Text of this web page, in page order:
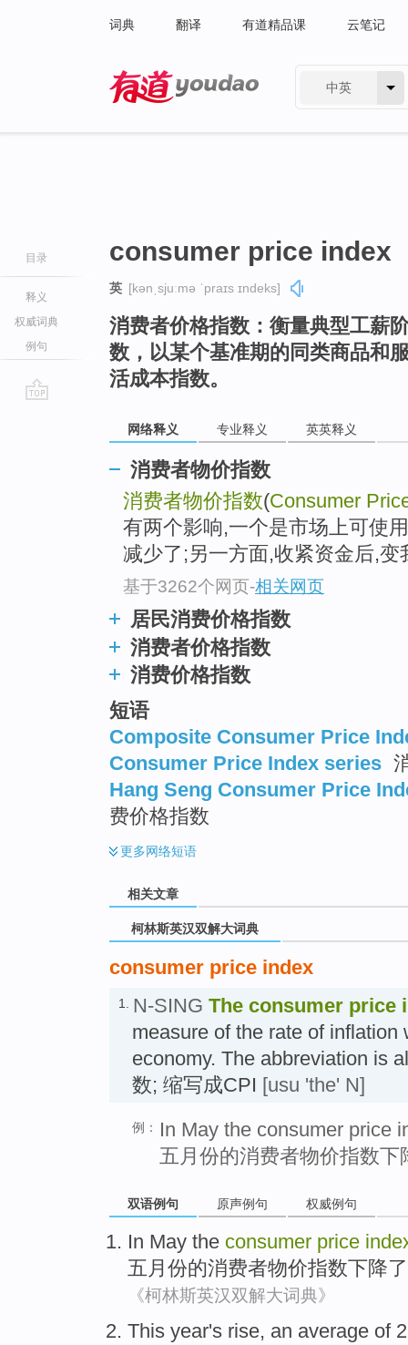
词典 翻译 有道精品课 云笔记
中英
目录
释义
权威词典
例句
consumer price index
英 [kənˌsjuːmə ˈpraɪs ɪndeks]
消费者价格指数：衡量典型工薪
数，以某个基准期的同类商品和
活成本指数。
网络释义 专业释义 英英释义
消费者物价指数
消费者物价指数(Consumer
有两个影响,一个是市场上可使
减少了;另一方面,收紧资金后,变
基于3262个网页-相关网页
居民消费价格指数
消费者价格指数
消费价格指数
短语
Composite Consumer Price
Consumer Price Index series
Hang Seng Consumer Price
费价格指数
更多网络短语
相关文章
柯林斯英汉双解大词典
consumer price index
1. N-SING The consumer price
measure of the rate of inflation
economy. The abbreviation is
数; 缩写成CPI [usu 'the' N]
例：
In May the consumer price
五月份的消费者物价指数下
双语例句 原声例句 权威例句
In May the consumer price
五月份的消费者物价指数下降
《柯林斯英汉双解大词典》
This year's rise, an average of